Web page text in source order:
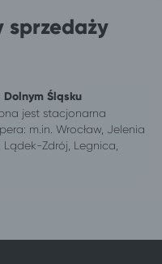
sprzedaży
Śląsku
jest stacjonarna
m.in. Wrocław, Jelenia
Zdrój, Legnica,